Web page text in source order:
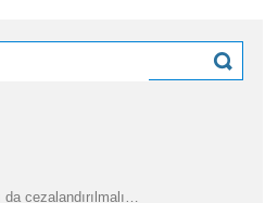
da cezalandırılmalı…